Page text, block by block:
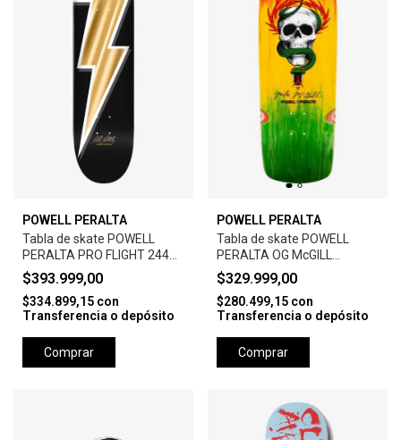
POWELL PERALTA
Tabla de skate POWELL
PERALTA PRO FLIGHT 244
8.5 K26 MIKE VALLELY
LIGHTNING BOLT GOLD
$393.999,00
$334.899,15 con
Transferencia o depósito
Comprar
POWELL PERALTA
Tabla de skate POWELL
PERALTA OG McGILL
SKL/SNK ‘17' 10.0 160 SP3
RAS FADE
$329.999,00
$280.499,15 con
Transferencia o depósito
Comprar